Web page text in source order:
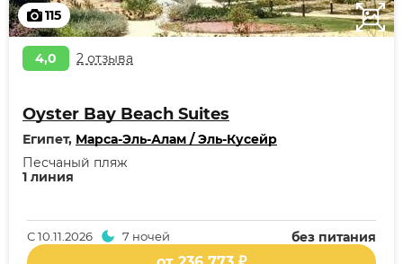
115
4,0 2 отзыва
Oyster Bay Beach Suites
Египет, Марса-Эль-Алам / Эль-Кусейр
1 линия
Песчаный пляж
без питания
С10.11.2026 7 ночей